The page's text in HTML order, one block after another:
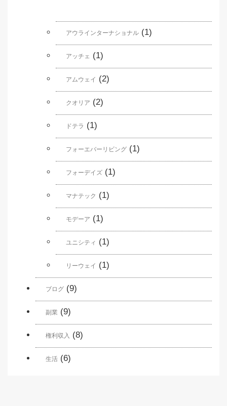
アウラインターナショナル (1)
アッチェ (1)
アムウェイ (2)
クオリア (2)
ドテラ (1)
フォーエバーリビング (1)
フォーデイズ (1)
マナテック (1)
モデーア (1)
ユニシティ (1)
リーウェイ (1)
ブログ (9)
副業 (9)
権利収入 (8)
生活 (6)